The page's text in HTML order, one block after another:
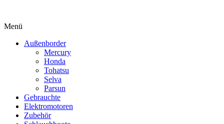
Menü
Außenborder
Mercury
Honda
Tohatsu
Selva
Parsun
Gebrauchte
Elektromotoren
Zubehör